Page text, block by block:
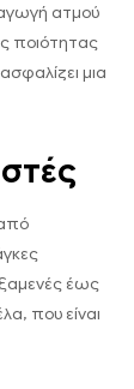
ατμού
ποιότητας
μια
έως
που είναι